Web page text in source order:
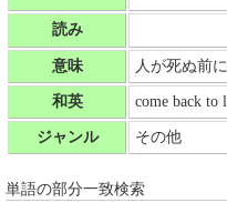
読み
意味 人が死ぬ前
和英 come back to
ジャンル その他
単語の部分一致検索